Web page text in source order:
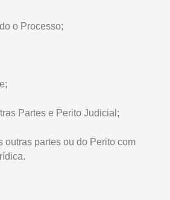
o Processo;
Partes e Perito Judicial;
outras partes ou do Perito com